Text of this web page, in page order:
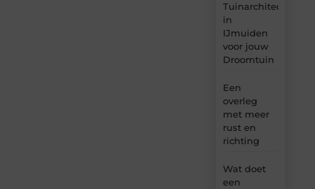
Tuinarchitect
in
IJmuiden
voor jouw
Droomtuin
Een
overleg
met meer
rust en
richting
Wat doet
een